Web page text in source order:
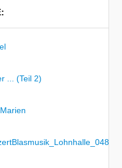
... (Teil 2)